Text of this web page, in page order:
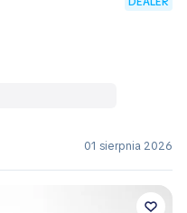
01 sierpnia 2026